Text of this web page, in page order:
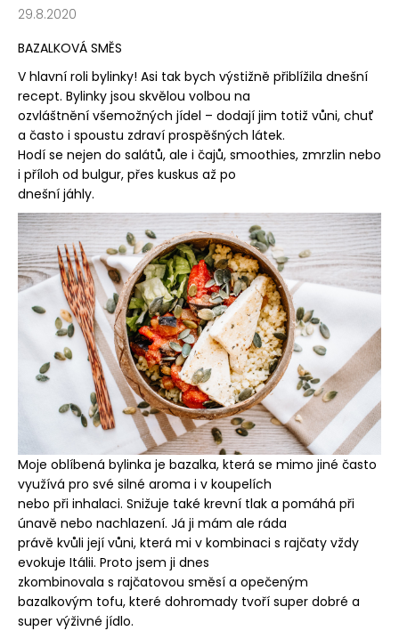
29.8.2020
BAZALKOVÁ SMĚS
V hlavní roli bylinky! Asi tak bych výstižně přiblížila dnešní
recept. Bylinky jsou skvělou volbou na
ozvláštnění všemožných jídel – dodají jim totiž vůni, chuť
a často i spoustu zdraví prospěšných látek.
Hodí se nejen do salátů, ale i čajů, smoothies, zmrzlin nebo
i příloh od bulgur, přes kuskus až po
dnešní jáhly.
Moje oblíbená bylinka je bazalka, která se mimo jiné často
využívá pro své silné aroma i v koupelích
nebo při inhalaci. Snižuje také krevní tlak a pomáhá při
únavě nebo nachlazení. Já ji mám ale ráda
právě kvůli její vůni, která mi v kombinaci s rajčaty vždy
evokuje Itálii. Proto jsem ji dnes
zkombinovala s rajčatovou směsí a opečeným
bazalkovým tofu, které dohromady tvoří super dobré a
super výživné jídlo.
a
j
í
t
?